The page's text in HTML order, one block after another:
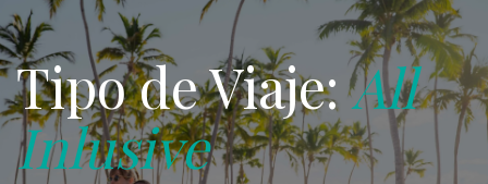
Tipo de Viaje:All
Inlusive